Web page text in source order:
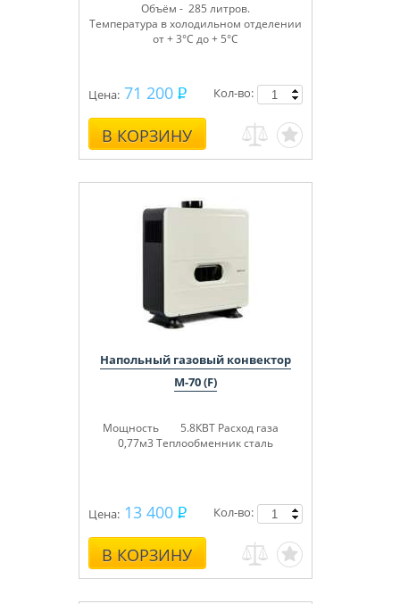
Объём - 285 литров.
Температура в холодильном отделении
от + 3°С до + 5°С
Цена: 71 200
В КОРЗИНУ
Кол-во:
Напольный газовый конвектор
М-70 (F)
Мощность 5.8КВТ Расход газа
0,77м3 Теплообменник сталь
Цена: 13 400
В КОРЗИНУ
Кол-во: